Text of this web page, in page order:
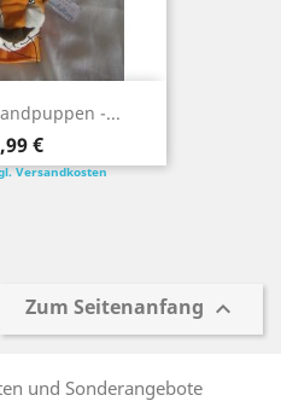
-...
€
Versandkosten
Zum Seitenanfang 
und Sonderangebote